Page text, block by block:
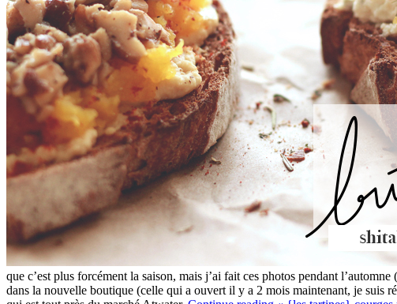
que c’est plus forcément la saison, mais j’ai fait ces photos pendant
dans la nouvelle boutique (celle qui a ouvert il y a 2 mois maintenant, je suis